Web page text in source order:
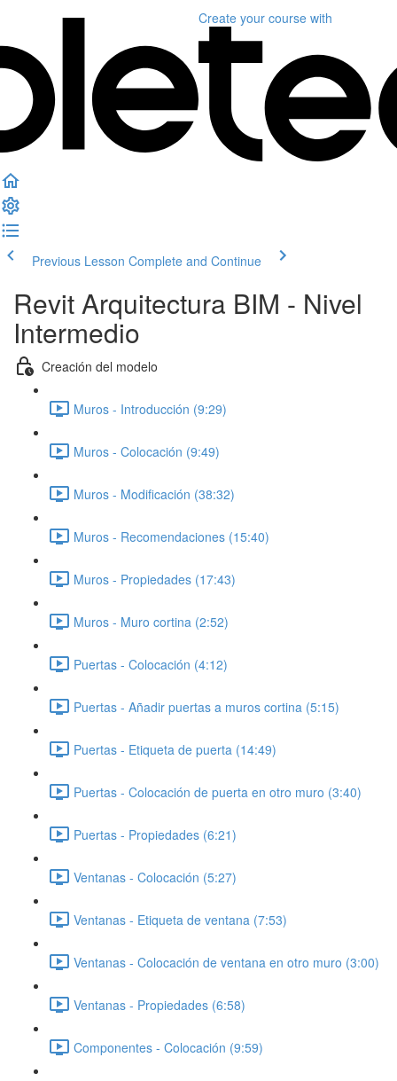
Create your course with
Previous Lesson Complete and Continue
Revit Arquitectura BIM - Nivel
Intermedio
Creación del modelo
Muros - Introducción (9:29)
Muros - Colocación (9:49)
Muros - Modificación (38:32)
Muros - Recomendaciones (15:40)
Muros - Propiedades (17:43)
Muros - Muro cortina (2:52)
Puertas - Colocación (4:12)
Puertas - Añadir puertas a muros cortina (5:15)
Puertas - Etiqueta de puerta (14:49)
Puertas - Colocación de puerta en otro muro (3:40)
Puertas - Propiedades (6:21)
Ventanas - Colocación (5:27)
Ventanas - Etiqueta de ventana (7:53)
Ventanas - Colocación de ventana en otro muro (3:00)
Ventanas - Propiedades (6:58)
Componentes - Colocación (9:59)